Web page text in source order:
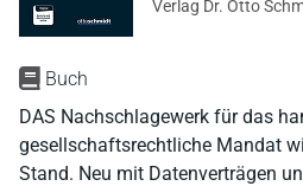
Buch
DAS Nachschlagewerk für das
gesellschaftsrechtliche Mandat
Stand. Neu mit Datenverträgen
Verlag Dr. Otto